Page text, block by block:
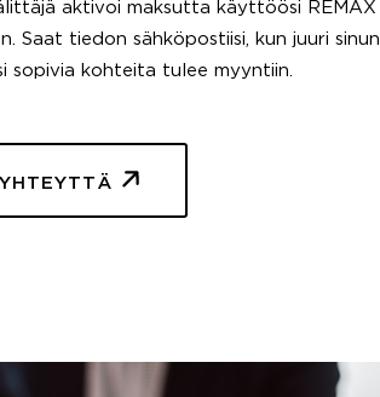
aktivoi maksutta käyttöösi REMAX
Saat tiedon sähköpostiisi, kun juuri sinun
sopivia kohteita tulee myyntiin.